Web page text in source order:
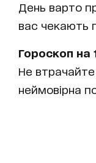
День варто
вас чекають
Гороскоп на
Не
неймовірна